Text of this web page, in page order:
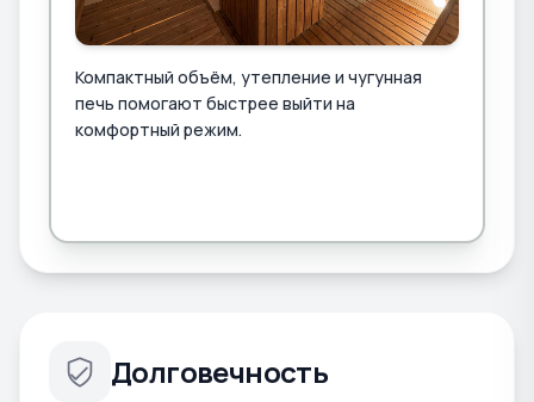
Компактный объём, утепление и чугунная
печь помогают быстрее выйти на
комфортный режим.
Долговечность